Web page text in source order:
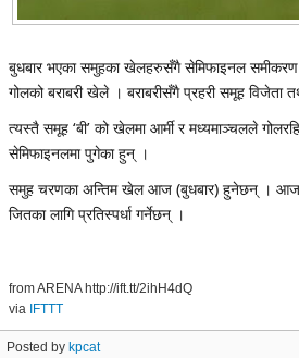
बुधबार भएका समुहका खेलहरुसँगै सेमिफाइनल समीकरण
गोलको बराबरी खेले । बराबरीसँगै प्रहरी समूह
त्यस्तै समूह ‘बी’ को खेलमा आर्मी र मध्यमाञ्चलले
सेमिफाइनलमा पुगेका हुन् ।
समुह चरणका अन्तिम खेल आज (बुधबार) हुनेछन् । आज
जितका लागि प्रतिस्पर्धा गर्नेछन् ।
from ARENA http://ift.tt/2ihH4dQ
via IFTTT
Posted bykpcat